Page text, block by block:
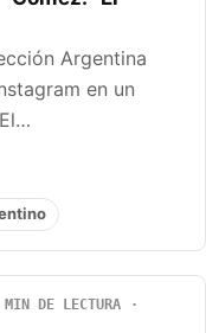
Argentina
en un
DE LECTURA